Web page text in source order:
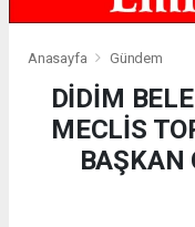
Anasayfa Gündem
DİDİM
MECLİS
BAŞKAN